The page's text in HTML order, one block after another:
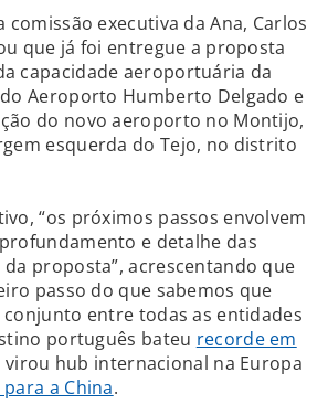
comissão executiva da Ana, Carlos
que já foi entregue a proposta
capacidade aeroportuária da
Aeroporto Humberto Delgado e
do novo aeroporto no Montijo,
esquerda do Tejo, no distrito
“os próximos passos envolvem
e detalhe das
proposta”, acrescentando que
passo do que sabemos que
entre todas as entidades
português bateu recorde em
virou hub internacional na Europa
a China.